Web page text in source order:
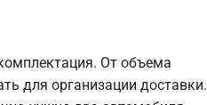
От объема
для организации доставки.